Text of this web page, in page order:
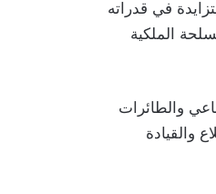
في قدراته
الملكية
والطائرات
والقيادة